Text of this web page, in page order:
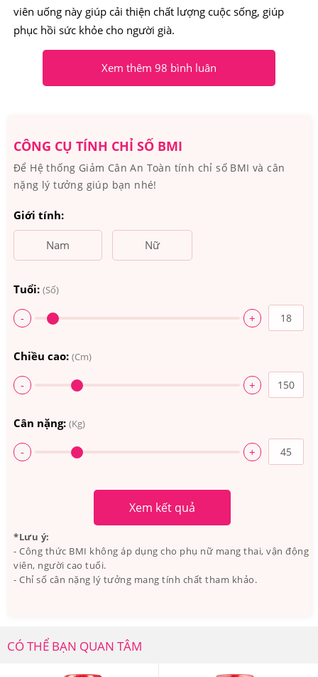
Xuất xứ: Mỹ
Quy cách: Hộp 300 viên
Thành phần chính: Calcium Carbonate, Microcrystalline
Cellulose, Ascorbic Acid, Magnesium Oxide ... Và một số
thành phần phụ khác.
One A Day Womens 50+ mẫu mới
3.Viên Uống Vintamin Tổng Hợp One A Day
Womens 50+ Của Mỹ Có Tốt Không? Ai Đã Sử
50+ Của Mỹ Có Tốt Không?
viên uống này giúp cải thiện chất lượng cuộc sống, giúp
phục hồi sức khỏe cho người già.
Xem thêm 98 bình luân
CÔNG CỤ TÍNH CHỈ SỐ BMI
Để Hệ thống Giảm Cân An Toàn tính chỉ số BMI và cân
nặng lý tưởng giúp bạn nhé!
Giới tính:
Nam Nữ
Tuổi: (Số)
- +
Chiều cao: (Cm)
- +
Cân nặng: (Kg)
- +
Xem kết quả
*Lưu ý:
- Công thức BMI không áp dụng cho phụ nữ mang thai, vận động
viên, người cao tuổi.
- Chỉ số cân nặng lý tưởng mang tính chất tham khảo.
CÓ THỂ BẠN QUAN TÂM